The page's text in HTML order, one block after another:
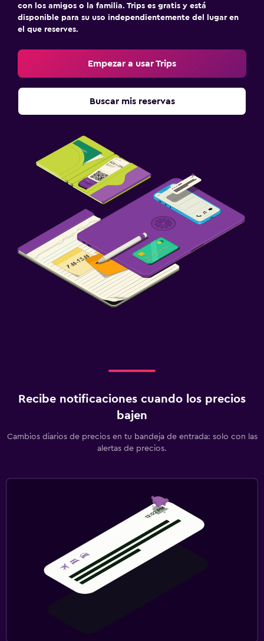
con los amigos o la familia. Trips es gratis y está
disponible para su uso independientemente del lugar en
el que reserves.
Empezar a usar Trips
Buscar mis reservas
Recibe notificaciones cuando los precios
bajen
Cambios diarios de precios en tu bandeja de entrada: solo con las
alertas de precios.